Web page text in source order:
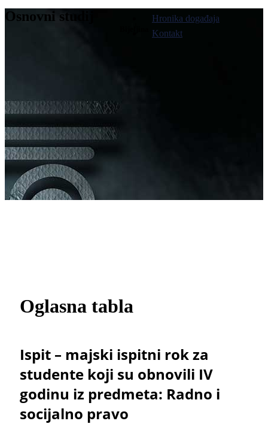
Hronika događaja
Kontakt
Osnovni studij
Oglasna tabla
Ispit – majski ispitni rok za
studente koji su obnovili IV
godinu iz predmeta: Radno i
socijalno pravo